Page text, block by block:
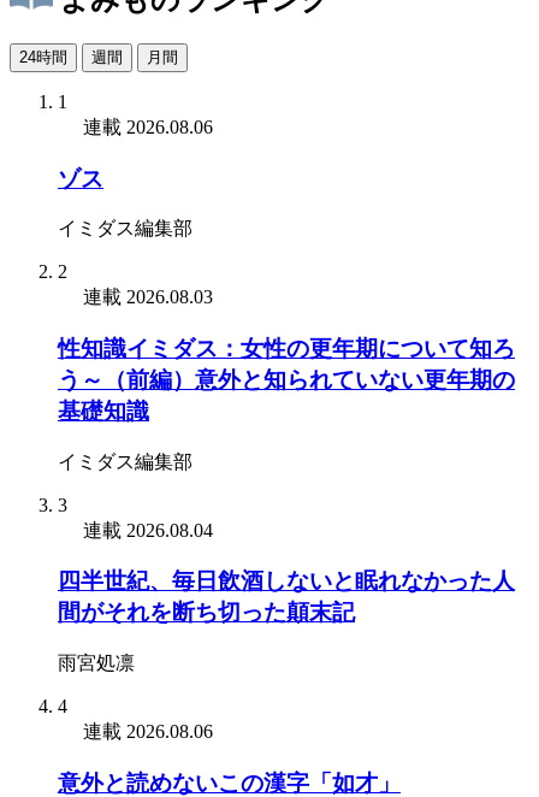
24時間 週間 月間
1
連載 2026.08.06
ゾス
イミダス編集部
2
連載 2026.08.03
性知識イミダス：女性の更年期について知ろ
う～（前編）意外と知られていない更年期の
基礎知識
イミダス編集部
3
連載 2026.08.04
四半世紀、毎日飲酒しないと眠れなかった人
間がそれを断ち切った顛末記
雨宮処凛
4
連載 2026.08.06
意外と読めないこの漢字「如才」